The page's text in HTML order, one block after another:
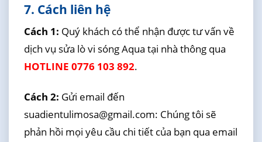
7. Cách liên hệ
Cách 1: Quý khách có thể nhận được tư vấn về
dịch vụ sửa lò vi sóng Aqua tại nhà thông qua
HOTLINE 0776 103 892.
Cách 2: Gửi email đến
suadientulimosa@gmail.com: Chúng tôi sẽ
phản hồi mọi yêu cầu chi tiết của bạn qua email